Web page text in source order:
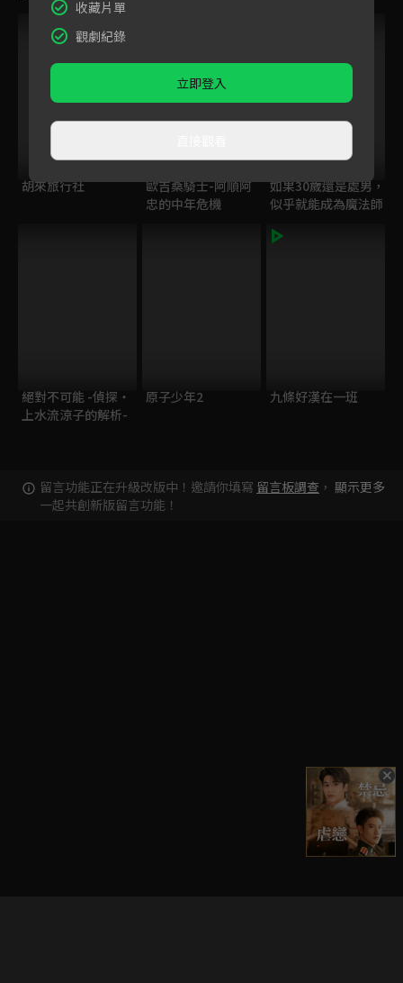
胡來旅行社
歐吉桑騎士-阿順阿
忠的中年危機
如果30歲還是處男，
似乎就能成為魔法師
絕對不可能 -偵探・
上水流涼子的解析-
原子少年2 九條好漢在一班
留言功能正在升級改版中！邀請你填寫 留言板調查 ，
一起共創新版留言功能！
顯示更多
收藏片單
觀劇紀錄
立即登入